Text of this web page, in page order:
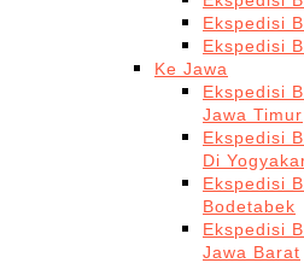
Ekspedisi
Ekspedisi
Ke Jawa
Ekspedisi
Jawa Timur
Ekspedisi
Di
Ekspedisi
Bodetabek
Ekspedisi
Jawa Barat